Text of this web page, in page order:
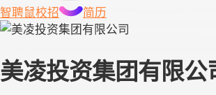
智聘鼠校招 简历
美凌投资集团有限公